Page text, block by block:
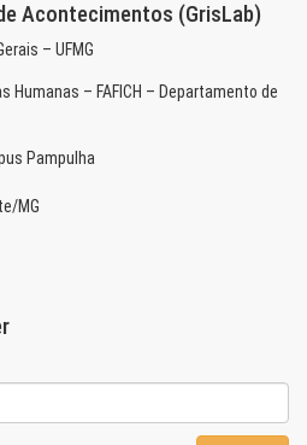
Acontecimentos (GrisLab)
– UFMG
Humanas – FAFICH – Departamento de
Pampulha
MG